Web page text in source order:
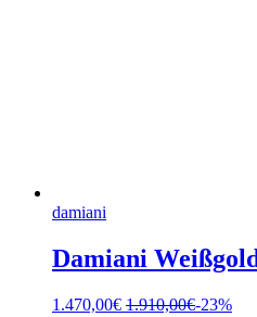
damiani
Damiani
1.470,00€ 1.910,00€-23%